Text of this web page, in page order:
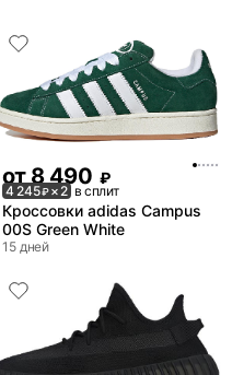
от8 490 ₽
4 245₽× 2 в сплит
Кроссовки adidas Campus
00S Green White
15 дней